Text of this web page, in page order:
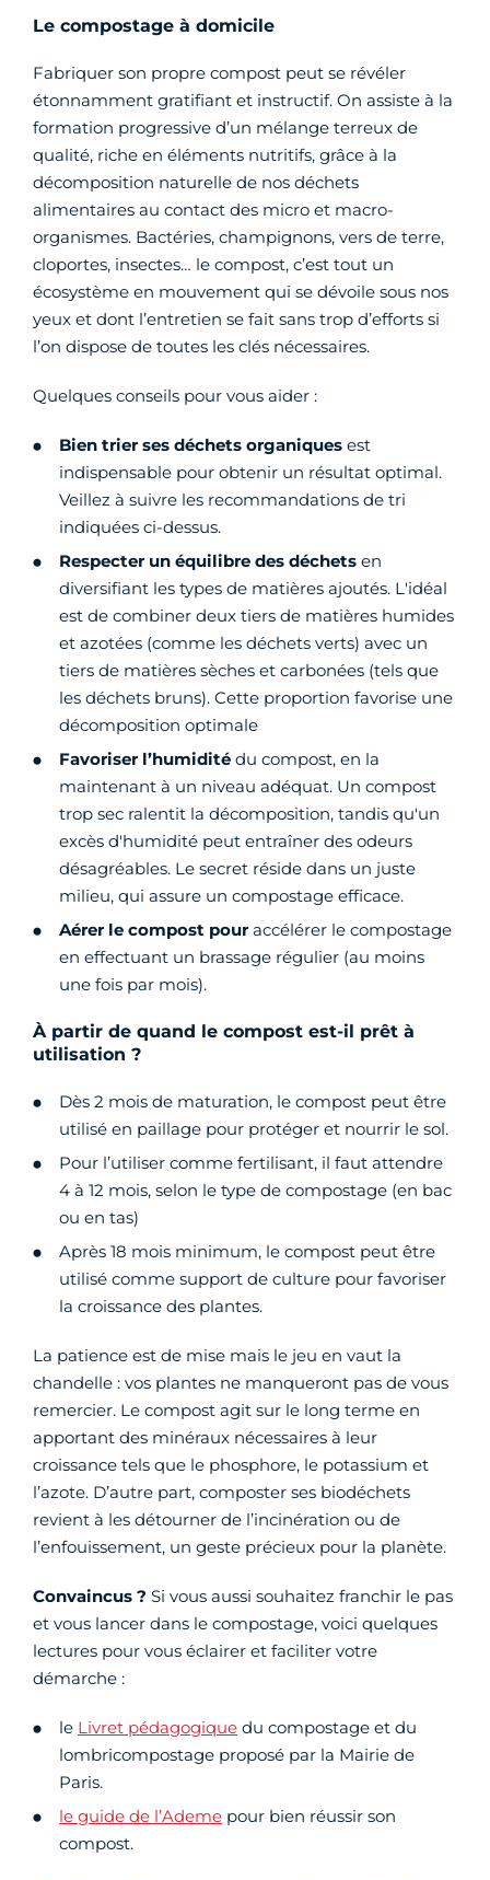
Le compostage à domicile
Fabriquer son propre compost peut se révéler
étonnamment gratifiant et instructif. On assiste à la
formation progressive d’un mélange terreux de
qualité, riche en éléments nutritifs, grâce à la
décomposition naturelle de nos déchets
alimentaires au contact des micro et macro-
organismes. Bactéries, champignons, vers de terre,
cloportes, insectes… le compost, c’est tout un
écosystème en mouvement qui se dévoile sous nos
yeux et dont l’entretien se fait sans trop d’efforts si
l’on dispose de toutes les clés nécessaires.
Quelques conseils pour vous aider :
Bien trier ses déchets organiques est
indispensable pour obtenir un résultat optimal.
Veillez à suivre les recommandations de tri
indiquées ci-dessus.
Respecter un équilibre des déchets en
diversifiant les types de matières ajoutés. L'idéal
est de combiner deux tiers de matières humides
et azotées (comme les déchets verts) avec un
tiers de matières sèches et carbonées (tels que
les déchets bruns). Cette proportion favorise une
décomposition optimale
Favoriser l’humidité du compost, en la
maintenant à un niveau adéquat. Un compost
trop sec ralentit la décomposition, tandis qu'un
excès d'humidité peut entraîner des odeurs
désagréables. Le secret réside dans un juste
milieu, qui assure un compostage efficace.
Aérer le compost pouraccélérer le compostage
en effectuant un brassage régulier (au moins
une fois par mois).
À partir de quand le compost est-il prêt à
utilisation ?
Dès 2 mois de maturation, le compost peut être
utilisé en paillage pour protéger et nourrir le sol.
Pour l’utiliser comme fertilisant, il faut attendre
4 à 12 mois, selon le type de compostage (en bac
ou en tas)
Après 18 mois minimum, le compost peut être
utilisé comme support de culture pour favoriser
la croissance des plantes.
La patience est de mise mais le jeu en vaut la
chandelle : vos plantes ne manqueront pas de vous
remercier. Le compost agit sur le long terme en
apportant des minéraux nécessaires à leur
croissance tels que le phosphore, le potassium et
l’azote. D’autre part, composter ses biodéchets
revient à les détourner de l’incinération ou de
l’enfouissement, un geste précieux pour la planète.
Convaincus ? Si vous aussi souhaitez franchir le pas
et vous lancer dans le compostage, voici quelques
lectures pour vous éclairer et faciliter votre
démarche :
le Livret pédagogique du compostage et du
lombricompostage proposé par la Mairie de
Paris.
le guide de l’Ademe pour bien réussir son
compost.